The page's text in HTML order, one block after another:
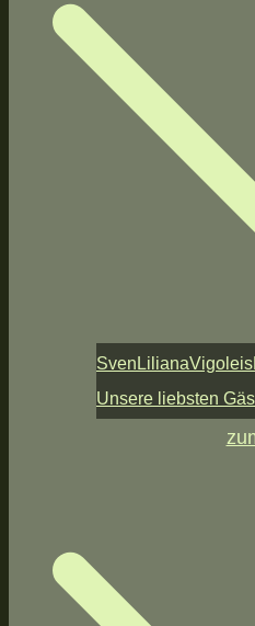
Sven LilianaVigoleis
Unsere liebsten